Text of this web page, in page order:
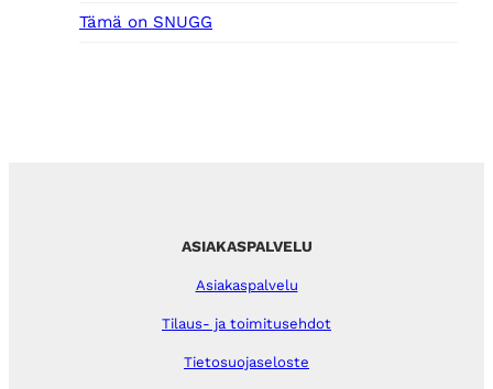
Tämä on SNUGG
ASIAKASPALVELU
Asiakaspalvelu
Tilaus- ja toimitusehdot
Tietosuojaseloste